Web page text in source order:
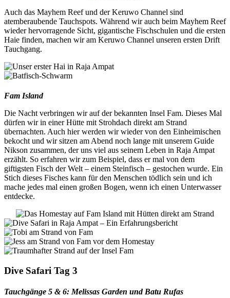
Auch das Mayhem Reef und der Keruwo Channel sind
atemberaubende Tauchspots. Während wir auch beim Mayhem Reef
wieder hervorragende Sicht, gigantische Fischschulen und die ersten
Haie finden, machen wir am Keruwo Channel unseren ersten Drift
Tauchgang.
Fam Island
Die Nacht verbringen wir auf der bekannten Insel Fam. Dieses Mal
dürfen wir in einer Hütte mit Strohdach direkt am Strand
übernachten. Auch hier werden wir wieder von den Einheimischen
bekocht und wir sitzen am Abend noch lange mit unserem Guide
Nikson zusammen, der uns viel aus seinem Leben in Raja Ampat
erzählt. So erfahren wir zum Beispiel, dass er mal von dem
giftigsten Fisch der Welt – einem Steinfisch – gestochen wurde. Ein
Stich dieses Fisches kann für den Menschen tödlich sein und ich
mache jedes mal einen großen Bogen, wenn ich einen Unterwasser
entdecke.
Dive Safari Tag 3
Tauchgänge 5 & 6: Melissas Garden und Batu Rufas